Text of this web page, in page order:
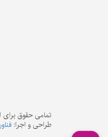
تمامی حقوق برای
طراحی و اجرا: